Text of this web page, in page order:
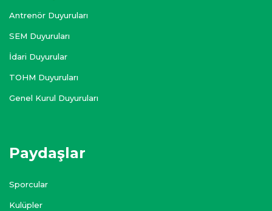
Antrenör Duyuruları
SEM Duyuruları
İdari Duyurular
TOHM Duyuruları
Genel Kurul Duyuruları
Paydaşlar
Sporcular
Kulüpler